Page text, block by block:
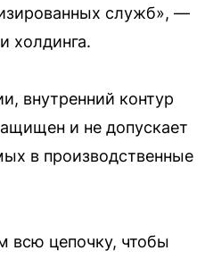
служб», —
холдинга.
внутренний контур
и не допускает
в производственные
всю цепочку, чтобы